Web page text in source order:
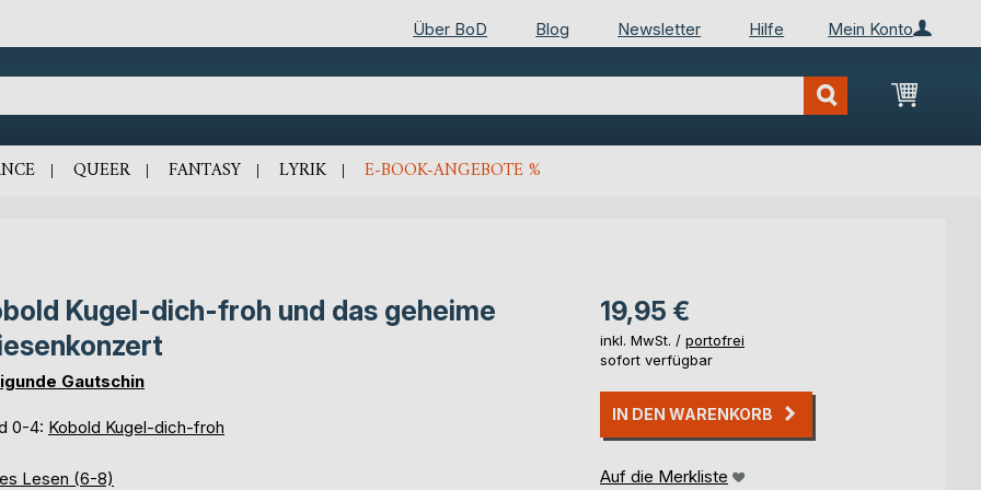
Mein Konto
Über BoD Blog Newsletter Hilfe
Mein
QUEER FANTASY LYRIK E-BOOK-ANGEBOTE %
Kugel-dich-froh und das geheime
Gautschin
0-4: Kobold Kugel-dich-froh
Lesen (6-8)
19,95 €
inkl. MwSt. / portofrei
sofort verfügbar
IN DEN WARENKORB
Auf die Merkliste